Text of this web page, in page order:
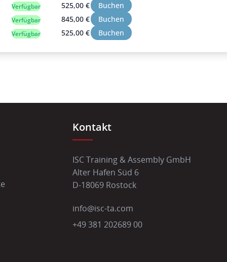
Verfügbar 525,00 €
Buchen
Verfügbar 845,00 €
Buchen
Verfügbar 525,00 € Buchen
Kontakt
ISC Training & Assembly GmbH
Alter Hafen Süd 6
D-18069 Rostock
info@isc-ta.com
+49 381 202689 00